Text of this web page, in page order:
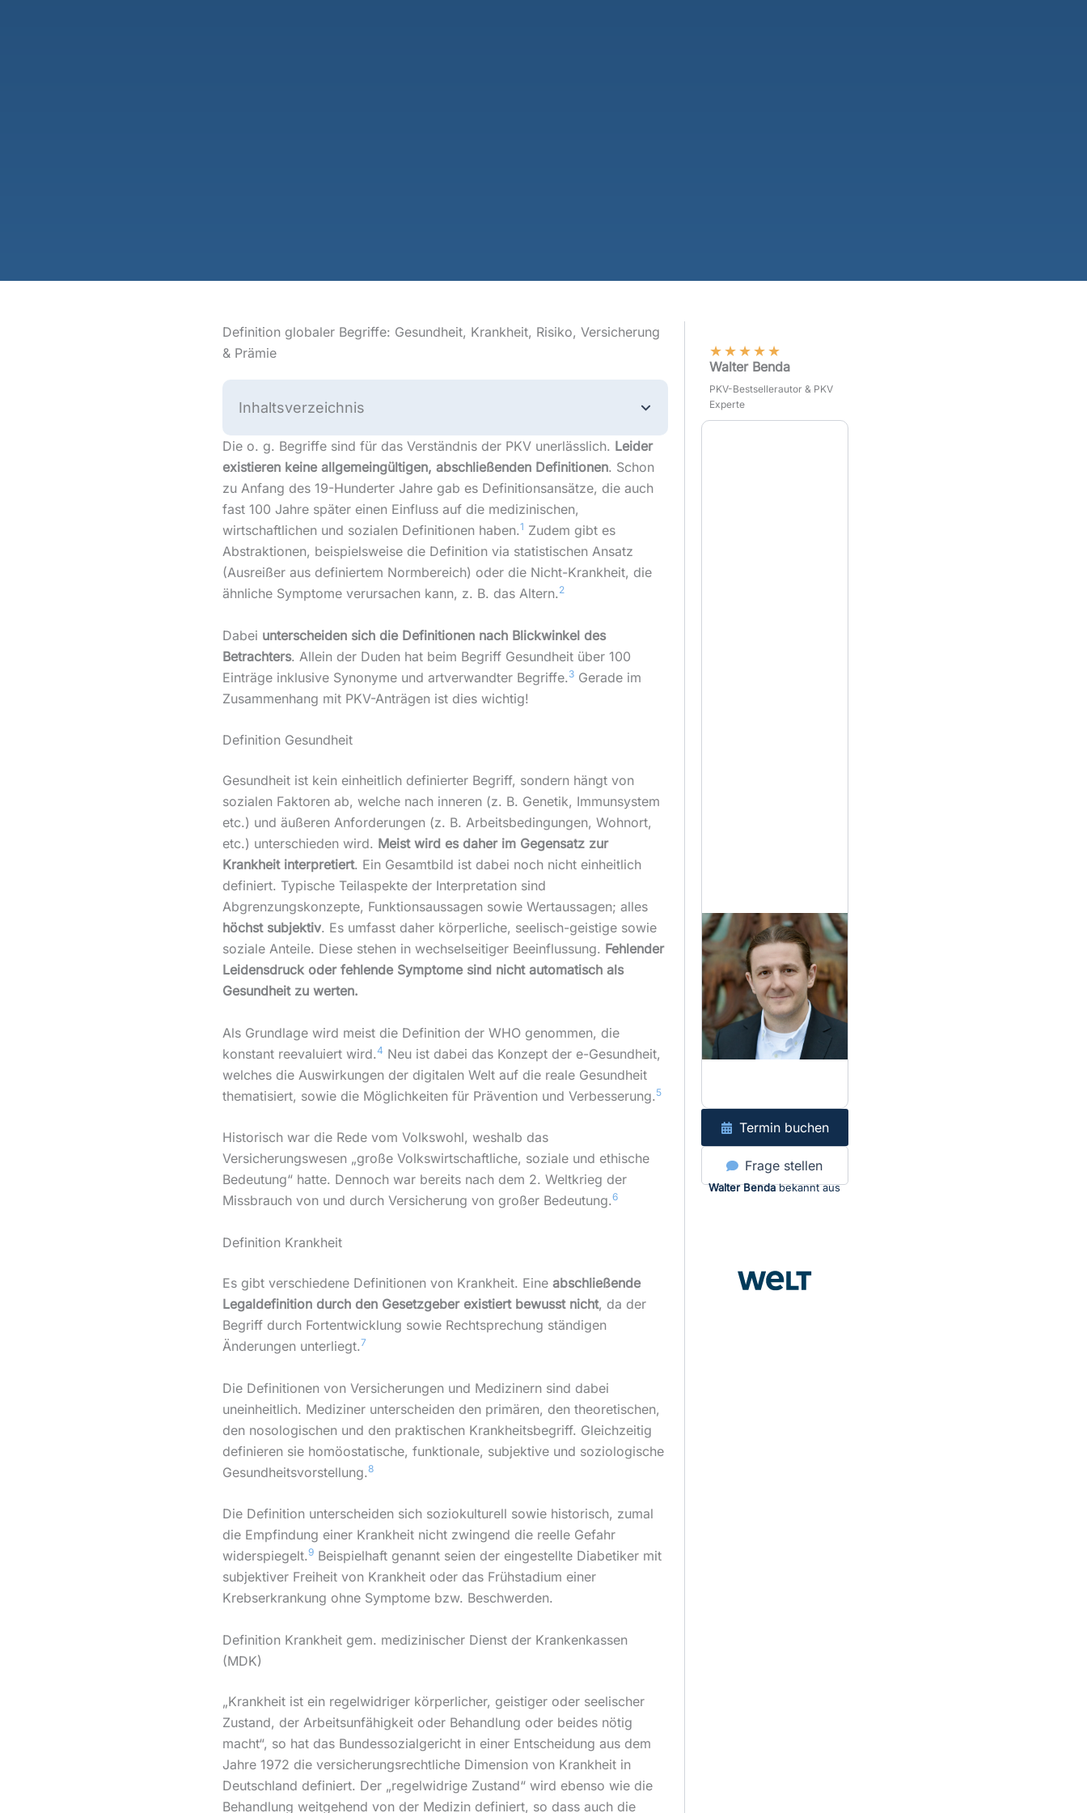
Definition globaler Begriffe: Gesundheit, Krankheit, Risiko, Versicherung
& Prämie
Inhaltsverzeichnis
Die o. g. Begriffe sind für das Verständnis der PKV unerlässlich. Leider
existieren keine allgemeingültigen, abschließenden Definitionen. Schon
zu Anfang des 19-Hunderter Jahre gab es Definitionsansätze, die auch
fast 100 Jahre später einen Einfluss auf die medizinischen,
wirtschaftlichen und sozialen Definitionen haben.1 Zudem gibt es
Abstraktionen, beispielsweise die Definition via statistischen Ansatz
(Ausreißer aus definiertem Normbereich) oder die Nicht-Krankheit, die
ähnliche Symptome verursachen kann, z. B. das Altern.2
Dabei unterscheiden sich die Definitionen nach Blickwinkel des
Betrachters. Allein der Duden hat beim Begriff Gesundheit über 100
Einträge inklusive Synonyme und artverwandter Begriffe. 3Gerade im
Zusammenhang mit PKV-Anträgen ist dies wichtig!
Definition Gesundheit
Gesundheit ist kein einheitlich definierter Begriff, sondern hängt von
sozialen Faktoren ab, welche nach inneren (z. B. Genetik, Immunsystem
etc.) und äußeren Anforderungen (z. B. Arbeitsbedingungen, Wohnort,
etc.) unterschieden wird. Meist wird es daher im Gegensatz zur
Krankheit interpretiert. Ein Gesamtbild ist dabei noch nicht einheitlich
definiert. Typische Teilaspekte der Interpretation sind
Abgrenzungskonzepte, Funktionsaussagen sowie Wertaussagen; alles
höchst subjektiv. Es umfasst daher körperliche, seelisch-geistige sowie
soziale Anteile. Diese stehen in wechselseitiger Beeinflussung. Fehlender
Leidensdruck oder fehlende Symptome sind nicht automatisch als
Gesundheit zu werten.
Als Grundlage wird meist die Definition der WHO genommen, die
konstant reevaluiert wird.4 Neu ist dabei das Konzept der e-Gesundheit,
welches die Auswirkungen der digitalen Welt auf die reale Gesundheit
thematisiert, sowie die Möglichkeiten für Prävention und Verbesserung. 5
Historisch war die Rede vom Volkswohl, weshalb das
Versicherungswesen „große Volkswirtschaftliche, soziale und ethische
Bedeutung“ hatte. Dennoch war bereits nach dem 2. Weltkrieg der
Missbrauch von und durch Versicherung von großer Bedeutung.6
Definition Krankheit
Es gibt verschiedene Definitionen von Krankheit. Eine abschließende
Legaldefinition durch den Gesetzgeber existiert bewusst nicht, da der
Begriff durch Fortentwicklung sowie Rechtsprechung ständigen
Änderungen unterliegt.7
Die Definitionen von Versicherungen und Medizinern sind dabei
uneinheitlich. Mediziner unterscheiden den primären, den theoretischen,
den nosologischen und den praktischen Krankheitsbegriff. Gleichzeitig
definieren sie homöostatische, funktionale, subjektive und soziologische
Gesundheitsvorstellung.8
Die Definition unterscheiden sich soziokulturell sowie historisch, zumal
die Empfindung einer Krankheit nicht zwingend die reelle Gefahr
widerspiegelt.9Beispielhaft genannt seien der eingestellte Diabetiker mit
subjektiver Freiheit von Krankheit oder das Frühstadium einer
Krebserkrankung ohne Symptome bzw. Beschwerden.
Definition Krankheit gem. medizinischer Dienst der Krankenkassen
(MDK)
„Krankheit ist ein regelwidriger körperlicher, geistiger oder seelischer
Zustand, der Arbeitsunfähigkeit oder Behandlung oder beides nötig
macht“, so hat das Bundessozialgericht in einer Entscheidung aus dem
Jahre 1972 die versicherungsrechtliche Dimension von Krankheit in
Deutschland definiert. Der „regelwidrige Zustand“ wird ebenso wie die
Behandlung weitgehend von der Medizin definiert, so dass auch die
★★★★★
Walter Benda
PKV-Bestsellerautor & PKV
Experte
Termin buchen
Frage stellen
Walter Bendabekannt aus